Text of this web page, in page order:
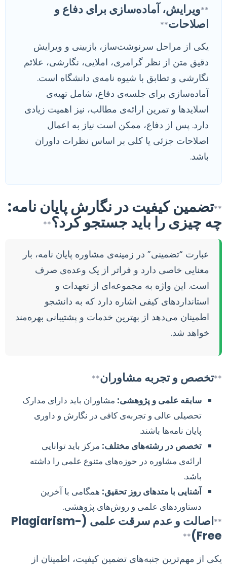
**ویرایش، آماده‌سازی برای دفاع و
اصلاحات**
یکی از مراحل سرنوشت‌ساز، بازبینی و ویرایش
دقیق متن از نظر گرامری، املایی، نگارشی، علائم
نگارشی و تطابق با شیوه نامه‌ی دانشگاه است.
آماده‌سازی برای جلسه‌ی دفاع، شامل تهیه‌ی
اسلایدها و تمرین ارائه‌ی مطالب، نیز اهمیت زیادی
دارد. پس از دفاع، ممکن است نیاز به اعمال
اصلاحات جزئی یا کلی بر اساس نظرات داوران
باشد.
**تضمین کیفیت در نگارش پایان نامه:
چه چیزی را باید جستجو کرد؟**
عبارت “تضمینی” در زمینه‌ی مشاوره پایان نامه، بار
معنایی خاصی دارد و فراتر از یک وعده‌ی صرف
است. این واژه به مجموعه‌ای از تعهدات و
استانداردهای کیفی اشاره دارد که به دانشجو
اطمینان می‌دهد از بهترین خدمات و پشتیبانی بهره‌مند
خواهد شد.
**تخصص و تجربه مشاوران**
سابقه علمی و پژوهشی: مشاوران باید دارای مدارک
تحصیلی عالی و تجربه‌ی کافی در نگارش و داوری
پایان نامه‌ها باشند.
تخصص در رشته‌های مختلف: مرکز باید توانایی
ارائه‌ی مشاوره در حوزه‌های متنوع علمی را داشته
باشد.
آشنایی با متدهای روز تحقیق: همگامی با آخرین
دستاوردهای علمی و روش‌های پژوهشی.
**
اصالت و عدم سرقت علمی (Plagiarism-
Free)
**
یکی از مهم‌ترین جنبه‌های تضمین کیفیت، اطمینان از